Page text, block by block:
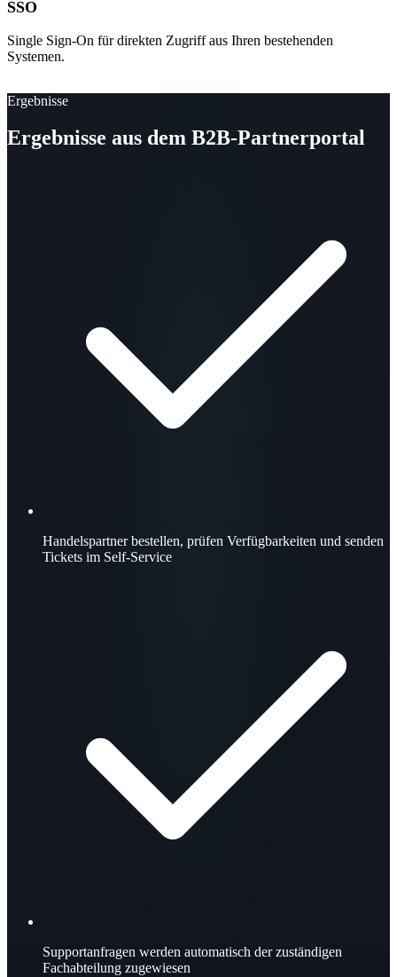
SSO
Single Sign-On für direkten Zugriff aus Ihren bestehenden
Systemen.
Ergebnisse
Ergebnisse aus dem B2B-Partnerportal
Handelspartner bestellen, prüfen Verfügbarkeiten und senden
Tickets im Self-Service
Supportanfragen werden automatisch der zuständigen
Fachabteilung zugewiesen